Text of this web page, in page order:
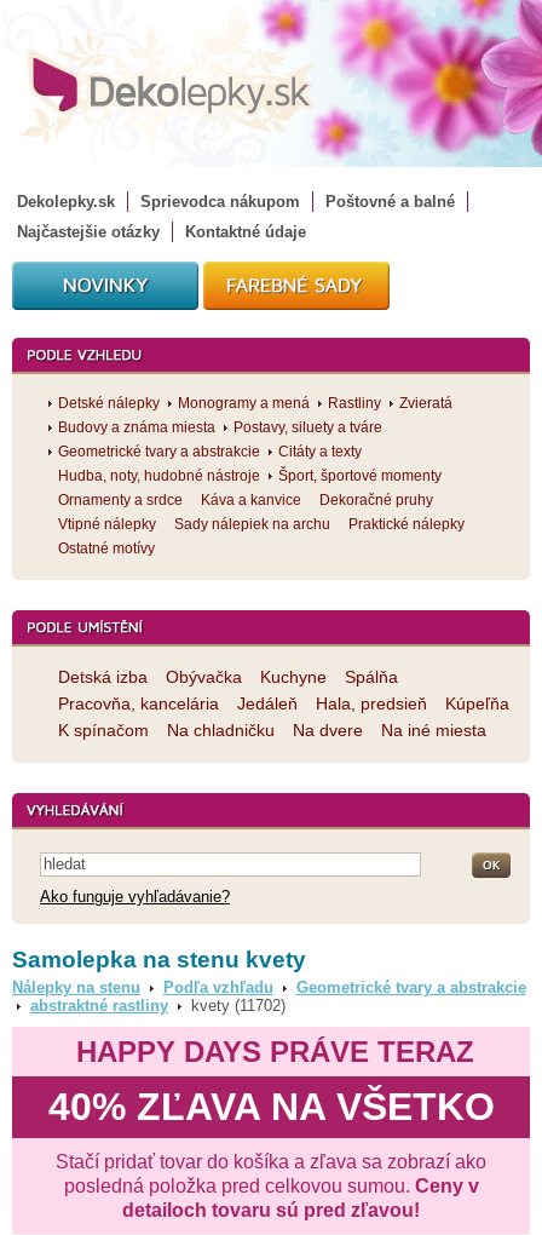
Dekolepky.sk Sprievodca nákupom
Poštovné a balné
Najčastejšie otázky
Kontaktné údaje
Detské nálepky Monogramy a mená Rastliny
Zvieratá
Budovy a známa miesta
Postavy, siluety a tváre
Geometrické tvary a abstrakcie
Citáty a texty
Hudba, noty, hudobné nástroje
Šport, športové momenty
Ornamenty a srdce
Káva a kanvice
Dekoračné pruhy
Vtipné nálepky
Sady nálepiek na archu
Praktické nálepky
Ostatné motívy
Detská izba Obývačka Kuchyne
Spálňa
Pracovňa, kancelária
Jedáleň Hala, predsieň
Kúpeľňa
K spínačom
Na chladničku Na dvere Na iné miesta
Ako funguje vyhľadávanie?
Samolepka na stenu kvety
Nálepky na stenu Podľa vzhľadu
Geometrické tvary a abstrakcie
abstraktné rastliny
kvety (11702)
HAPPY DAYS PRÁVE TERAZ
40% ZĽAVA NA VŠETKO
Stačí pridať tovar do košíka a zľava sa zobrazí ako
posledná položka pred celkovou sumou. Ceny v
detailoch tovaru sú pred zľavou!